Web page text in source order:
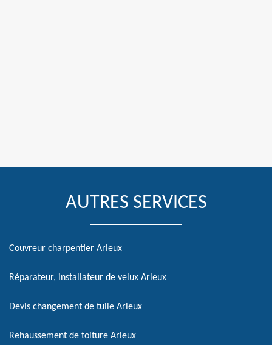
AUTRES SERVICES
Couvreur charpentier Arleux
Réparateur, installateur de velux Arleux
Devis changement de tuile Arleux
Rehaussement de toiture Arleux